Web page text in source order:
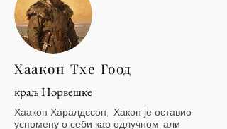
Хаакон Тхе Гоод
краљ Норвешке
Хаакон Харалдссон, Хакон је оставио
успомену о себи као одлучном, али